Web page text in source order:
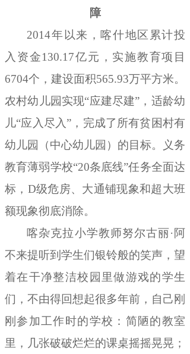
障
2014年以来 ，喀什地区累计投
入资金130.17亿元 ， 实施教育项目
6704个 ， 建设面积565.93万平方米。
农村幼儿园实现“应建尽建” ， 适龄幼
儿“应入尽入” ， 完成了所有贫困村有
幼儿园（中心幼儿园）的目标。义务
教育薄弱学校“20条底线”任务全面达
标 ， D级危房、大通铺现象和超大班
额现象彻底消除。
喀杂克拉小学教师努尔古丽· 阿
不来提听到学生们银铃般的笑声 ， 望
着在干净整洁校园里做游戏的学生
们，不由得回想起很多年前 ， 自己刚
刚参加工作时的学校 ： 简陋的教室
里 ， 几张破破烂烂的课桌摇摇晃晃 ；